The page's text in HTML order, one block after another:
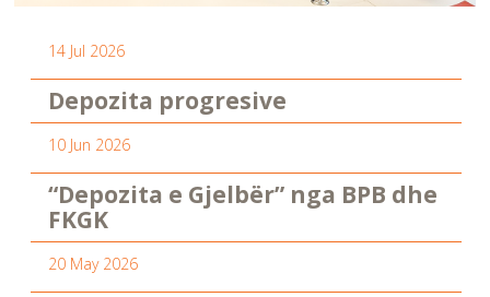
14 Jul 2026
Depozita progresive
10 Jun 2026
“Depozita e Gjelbër” nga BPB dhe
FKGK
20 May 2026